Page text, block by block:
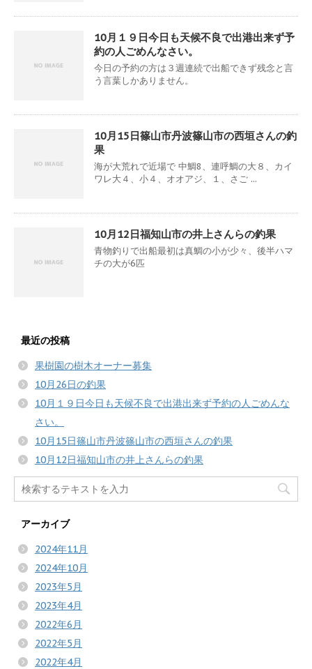
10月１９日今日も天候不良で出港出来ず予
約の人ごめんなさい。
今日の予約の方は３週連続で出船できず残念と言
う言葉しかありません。
10月15日篠山市丹波篠山市の西垣さんの釣
果
海が大荒れで近場で 中鯛8、連呼鯛の大８、カイ
ワレ大４、小４、オオアジ、１、さご ...
10月12日福知山市の井上さんらの釣果
青物釣りで出船最初は真鯛の小が少々、後半ハマ
チの大が6匹
最近の投稿
果樹園の樹木オーナー募集
10月26日の釣果
10月１９日今日も天候不良で出港出来ず予約の人ごめんな
さい。
10月15日篠山市丹波篠山市の西垣さんの釣果
10月12日福知山市の井上さんらの釣果
アーカイブ
2024年11月
2024年10月
2023年5月
2023年4月
2022年6月
2022年5月
2022年4月